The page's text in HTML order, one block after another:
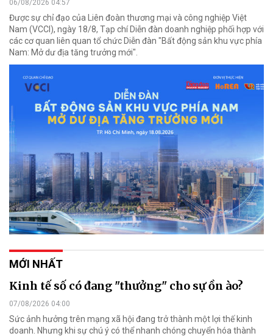
06/08/2026 04:57
Được sự chỉ đạo của Liên đoàn thương mại và công nghiệp Việt
Nam (VCCI), ngày 18/8, Tạp chí Diễn đàn doanh nghiệp phối hợp với
các cơ quan liên quan tổ chức Diễn đàn "Bất động sản khu vực phía
Nam: Mở dư địa tăng trưởng mới".
MỚI NHẤT
Kinh tế số có đang "thưởng" cho sự ồn ào?
07/08/2026 04:00
Sức ảnh hưởng trên mạng xã hội đang trở thành một lợi thế kinh
doanh. Nhưng khi sự chú ý có thể nhanh chóng chuyển hóa thành